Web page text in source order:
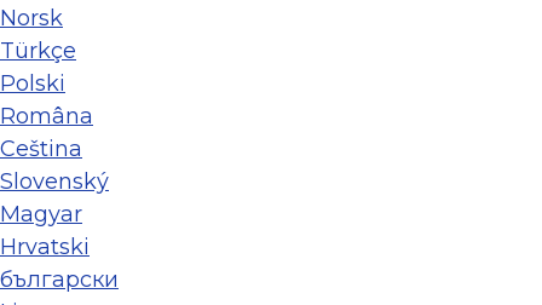
Norsk
Türkçe
Polski
Româna
Ceština
Slovenský
Magyar
Hrvatski
български